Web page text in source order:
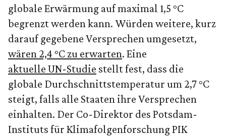
globale Erwärmung auf maximal 1,5 °C
begrenzt werden kann. Würden weitere, kurz
darauf gegebene Versprechen umgesetzt,
wären 2,4 °C zu erwarten. Eine
aktuelle UN-Studie stellt fest, dass die
globale Durchschnittstemperatur um 2,7 °C
steigt, falls alle Staaten ihre Versprechen
einhalten. Der Co-Direktor des Potsdam-
Instituts für Klimafolgenforschung PIK